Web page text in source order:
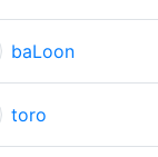
baLoon
toro